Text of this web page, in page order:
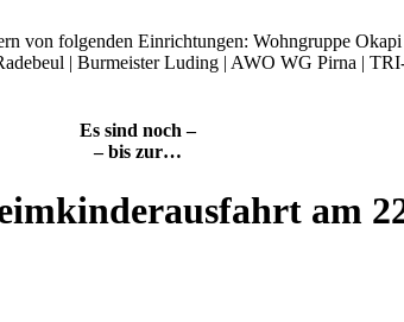
von folgenden Einrichtungen: Wohngruppe
| Burmeister Luding | AWO WG Pirna |
Es sind noch –
– bis zur…
am